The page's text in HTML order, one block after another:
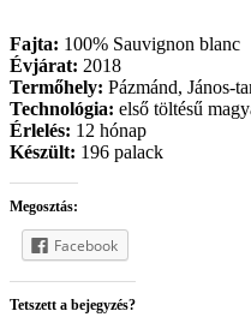
Fajta: 100% Sauvignon blanc
Évjárat: 2018
Termőhely: Pázmánd, János-
Technológia: első töltésű
Érlelés: 12 hónap
Készült: 196 palack
Megosztás:
Facebook
Tetszett a bejegyzés?